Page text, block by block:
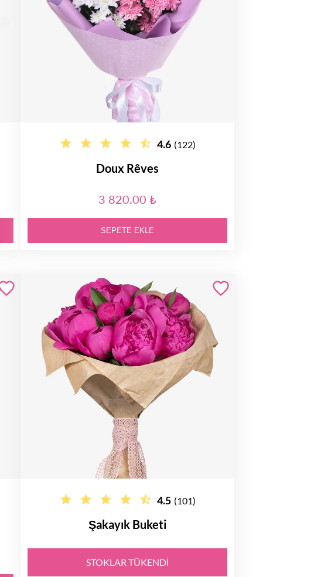
4.6 (122)
Doux Rêves
3 820.00 ₺
SEPETE EKLE
4.5 (101)
Şakayık Buketi
STOKLAR TÜKENDI